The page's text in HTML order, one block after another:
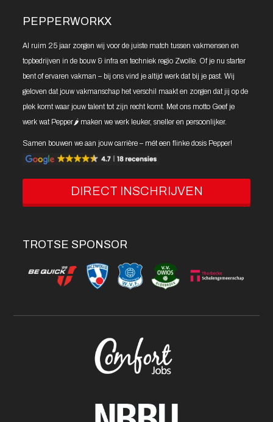
PEPPERWORKX
Al ruim 25 jaar zorgen wij voor de juiste match tussen vakmensen en
topbedrijven in de bouw & infra en techniek regio Zwolle. Of je nu starter
bent of ervaren vakman – bij ons vind je altijd werk dat bij je past. Wij
geloven dat jouw vakmanschap het verschil maakt en zorgen dat jij op de
plek komt waar jouw talent tot zijn recht komt. Met ons motto Geef je
werk wat Pepper🌶️ maken we werk leuker, sneller en persoonlijker.
Samen bouwen we aan jouw carrière – mét een flinke dosis Pepper!
DIRECT INSCHRIJVEN
TROTSE SPONSOR